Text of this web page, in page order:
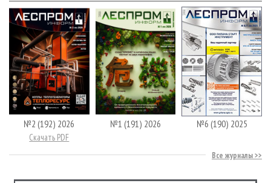
№2 (192) 2026
Скачать PDF
№1 (191) 2026 №6 (190) 2025
Все журналы